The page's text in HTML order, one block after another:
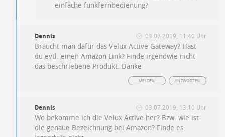
einfache funkfernbedienung?
Dennis 03.07.2019, 11:40 Uhr
Braucht man dafür das Velux Active Gateway? Hast
du evtl. einen Amazon Link? Finde irgendwie nicht
das beschriebene Produkt. Danke
ANTWORTEN
MELDEN
Dennis 03.07.2019, 13:10 Uhr
Wo bekomme ich die Velux Active her? Bzw. wie ist
die genaue Bezeichnung bei Amazon? Finde es